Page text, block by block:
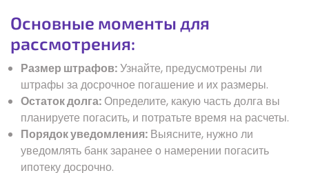
Основные моменты для
рассмотрения:
Размер штрафов:Узнайте, предусмотрены ли
штрафы за досрочное погашение и их размеры.
Остаток долга: Определите, какую часть долга вы
планируете погасить, и потратьте время на расчеты.
Порядок уведомления: Выясните, нужно ли
уведомлять банк заранее о намерении погасить
ипотеку досрочно.